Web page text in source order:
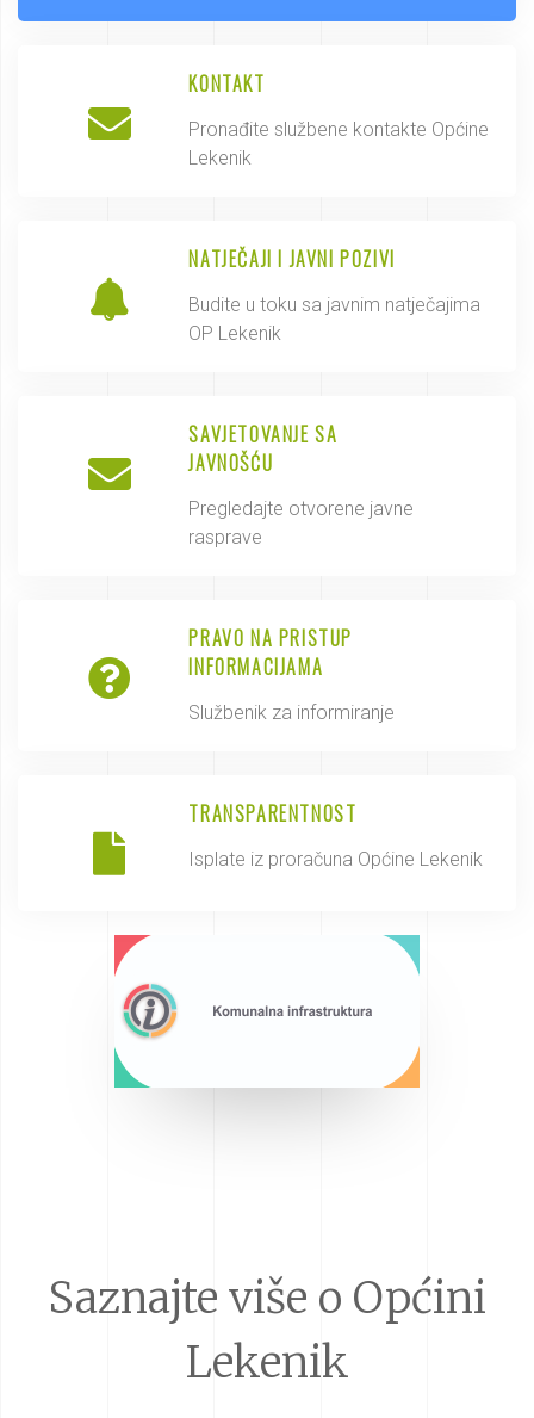
KONTAKT
Pronađite službene kontakte Općine
Lekenik
NATJEČAJI I JAVNI POZIVI
Budite u toku sa javnim natječajima
OP Lekenik
SAVJETOVANJE SA
JAVNOŠĆU
Pregledajte otvorene javne
rasprave
PRAVO NA PRISTUP
INFORMACIJAMA
Službenik za informiranje
TRANSPARENTNOST
Isplate iz proračuna Općine Lekenik
Saznajte više o Općini
Lekenik